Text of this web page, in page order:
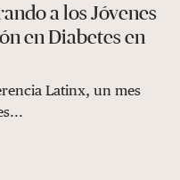
a los Jóvenes
en Diabetes en
Latinx, un mes